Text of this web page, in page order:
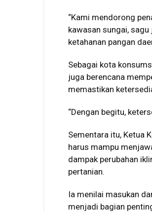
“Kami mendorong
kawasan sungai,
ketahanan pangan
Sebagai kota
juga berencana
memastikan
“Dengan begitu,
Sementara itu, Ketua
harus mampu
dampak perubahan
pertanian.
Ia menilai masukan
menjadi bagian